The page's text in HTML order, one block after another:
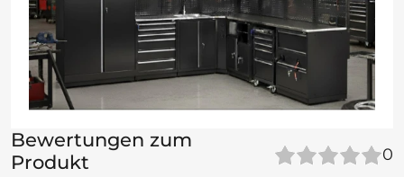
Bewertungen zum
Produkt
0